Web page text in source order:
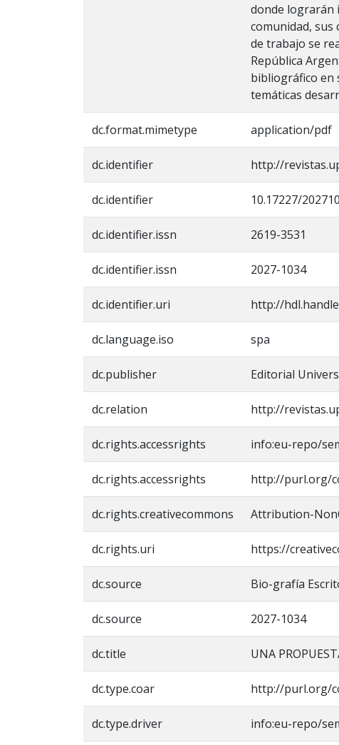
donde lograrán
comunidad, sus
de trabajo se
República
bibliográfico en
temáticas
dc.format.mimetype application/pdf
dc.identifier http://
dc.identifier 10.17227/
dc.identifier.issn 2619-3531
dc.identifier.issn 2027-1034
dc.identifier.uri http://
dc.language.iso spa
dc.publisher Editorial
dc.relation http://
dc.rights.accessrights info:eu-repo/
dc.rights.accessrights http://purl.org/
dc.rights.creativecommons Attribution-
dc.rights.uri https://
dc.source Bio-grafía
dc.source 2027-1034
dc.title UNA
dc.type.coar http://purl.org/
dc.type.driver info:eu-repo/